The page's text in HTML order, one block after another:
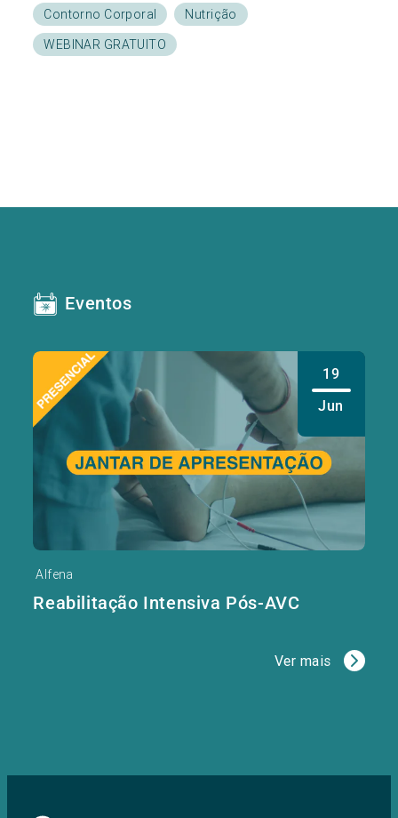
Contorno Corporal
Nutrição
WEBINAR GRATUITO
Eventos
19
Jun
Alfena
Reabilitação Intensiva Pós-AVC
Ver mais